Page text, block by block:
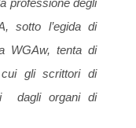
sotto l’egida di
WGAw, tenta di
cui gli scrittori di
dagli organi di